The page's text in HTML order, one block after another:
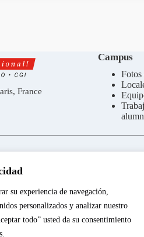
su experiencia de navegación,
personalizados y analizar nuestro
todo” usted da su consentimiento
France
Campus
Fotos
el boletín de Spéos,
Galería Spéos, a las